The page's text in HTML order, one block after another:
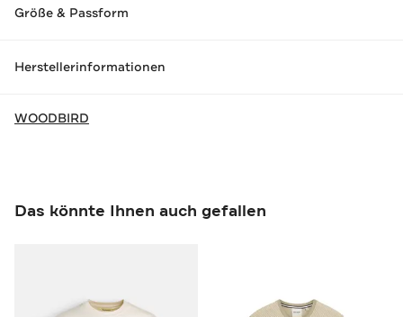
Größe & Passform
Herstellerinformationen
WOODBIRD
Das könnte Ihnen auch gefallen